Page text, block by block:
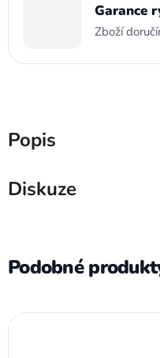
Garance
Zboží
Popis
Diskuze
Podobné